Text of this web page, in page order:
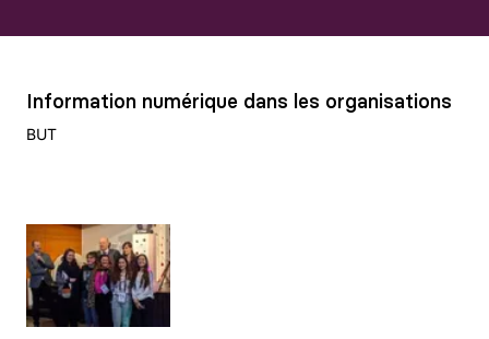
Information numérique dans les organisations
BUT